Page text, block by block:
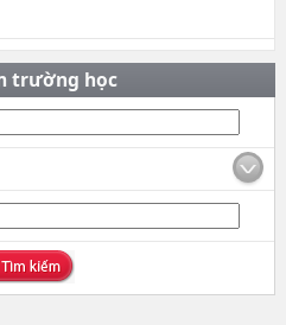
trường học